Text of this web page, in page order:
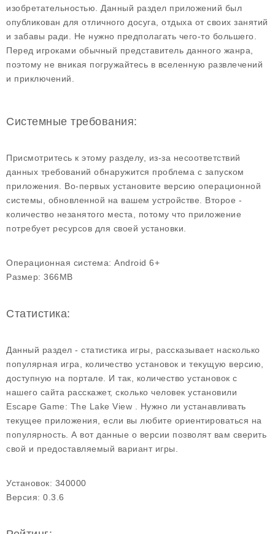
изобретательностью. Данный раздел приложений был
опубликован для отличного досуга, отдыха от своих занятий
и забавы ради. Не нужно предполагать чего-то большего.
Перед игроками обычный представитель данного жанра,
поэтому не вникая погружайтесь в вселенную развлечений
и приключений.
Системные требования:
Присмотритесь к этому разделу, из-за несоответствий
данных требований обнаружится проблема с запуском
приложения. Во-первых установите версию операционной
системы, обновленной на вашем устройстве. Второе -
количество незанятого места, потому что приложение
потребует ресурсов для своей установки.
Операционная система: Android 6+
Размер: 366MB
Статистика:
Данный раздел - статистика игры, рассказывает насколько
популярная игра, количество установок и текущую версию,
доступную на портале. И так, количество установок с
нашего сайта расскажет, сколько человек установили
Escape Game: The Lake View . Нужно ли устанавливать
текущее приложения, если вы любите ориентироваться на
популярность. А вот данные о версии позволят вам сверить
свой и предоставляемый вариант игры.
Установок: 340000
Версия: 0.3.6